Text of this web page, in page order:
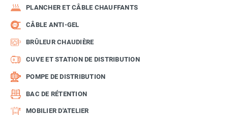
PLANCHER ET CÂBLE CHAUFFANTS
CÂBLE ANTI-GEL
BRÛLEUR CHAUDIÈRE
CUVE ET STATION DE DISTRIBUTION
POMPE DE DISTRIBUTION
BAC DE RÉTENTION
MOBILIER D'ATELIER